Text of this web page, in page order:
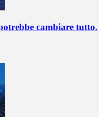
cambiare tutto.